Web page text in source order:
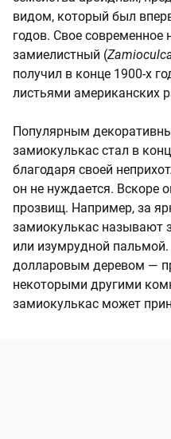
видом, который был
годов. Свое
замиелистный (
получил в конце 1900-х
листьями американских
Популярным
замиокулькас стал в
благодаря своей
он не нуждается. Вскоре
прозвищ. Например, за
замиокулькас называют
или изумрудной
долларовым деревом —
некоторыми другими
замиокулькас может